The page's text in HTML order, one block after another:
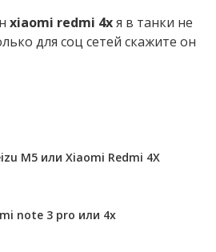
xiaomi redmi 4xя в танки не
для соц сетей скажите он
M5 или Xiaomi Redmi 4X
note 3 pro или 4x